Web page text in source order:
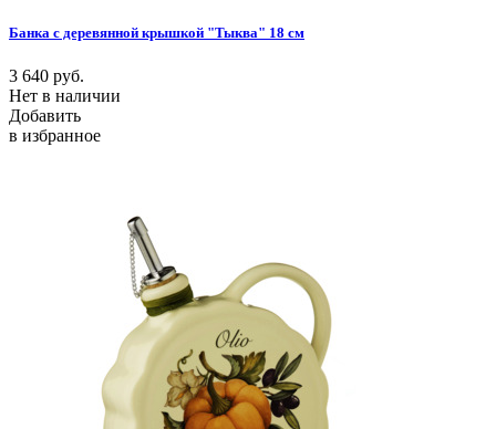
Банка с деревянной крышкой "Тыква" 18 см
3 640 руб.
Нет в наличии
Добавить
в избранное